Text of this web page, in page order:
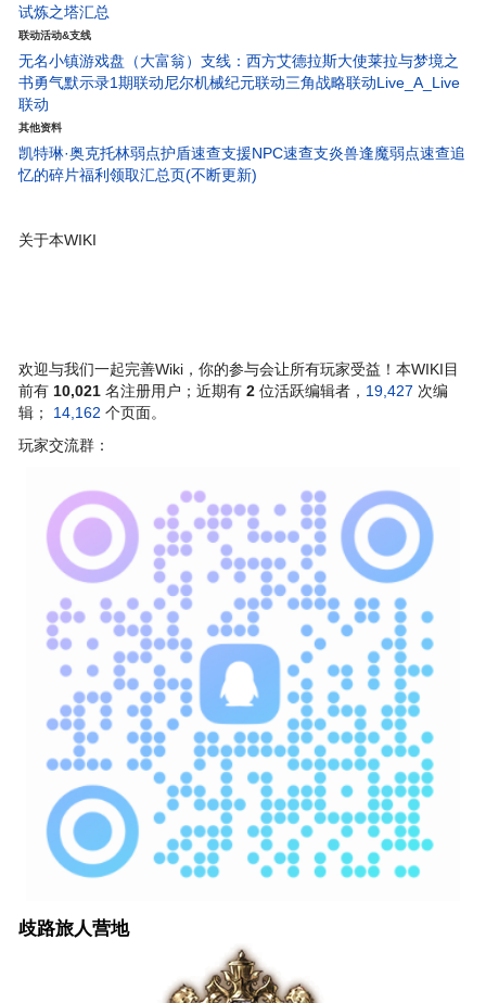
试炼之塔汇总
联动活动&支线
无名小镇游戏盘（大富翁） 支线：西方艾德拉斯大使莱拉与梦境之
书勇气默示录1期联动尼尔机械纪元联动三角战略联动Live_A_Live
联动
其他资料
凯特琳·奥克托林弱点护盾速查支援NPC速查支炎兽逢魔弱点速查追
忆的碎片福利领取汇总页(不断更新)
关于本WIKI
欢迎与我们一起完善Wiki，你的参与会让所有玩家受益！本WIKI目
前有 10,021 名注册用户；近期有 2 位活跃编辑者， 19,427 次编
辑； 14,162 个页面。
玩家交流群：
歧路旅人营地